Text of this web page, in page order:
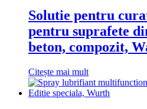
Solutie pentru
pentru suprafete
beton, compozit,
Citește mai mult